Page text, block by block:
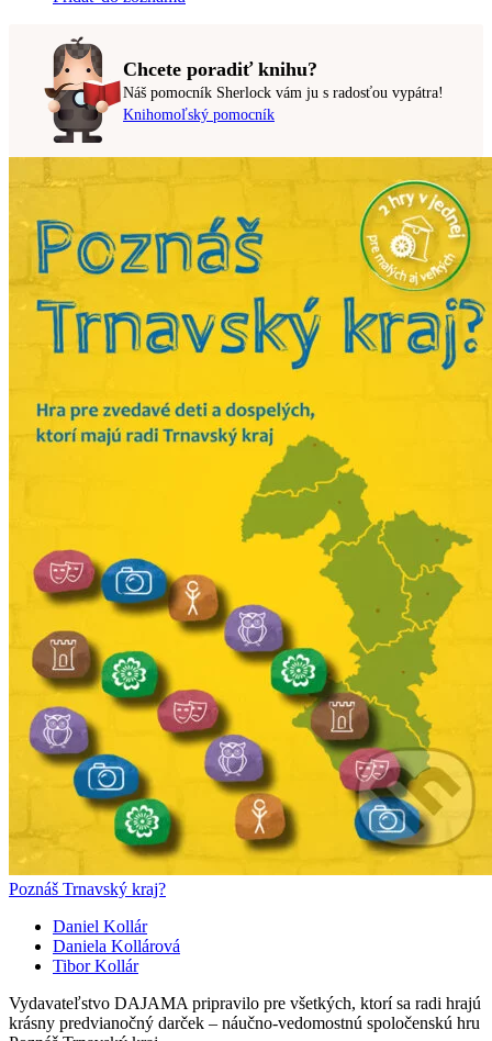
Chcete poradiť knihu?
Náš pomocník Sherlock vám ju s radosťou vypátra!
Knihomoľský pomocník
Poznáš Trnavský kraj?
Daniel Kollár
Daniela Kollárová
Tibor Kollár
Vydavateľstvo DAJAMA pripravilo pre všetkých, ktorí sa radi hrajú
krásny predvianočný darček – náučno-vedomostnú spoločenskú hru